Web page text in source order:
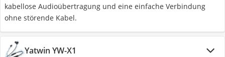
kabellose Audioübertragung und eine einfache Verbindung
ohne störende Kabel.
Yatwin YW-X1